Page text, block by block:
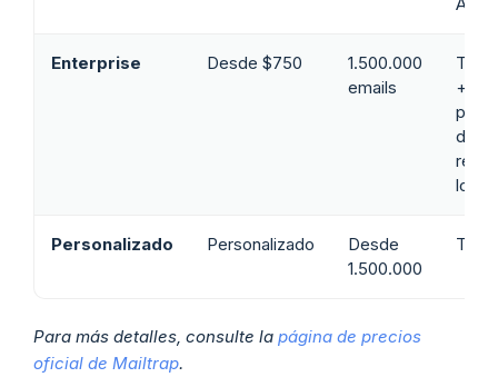
Enterprise Desde $750
1.500.000
emails
+
días
logs
Personalizado Personalizado
Desde
1.500.000
Para más detalles, consulte la página de precios
oficial de Mailtrap.